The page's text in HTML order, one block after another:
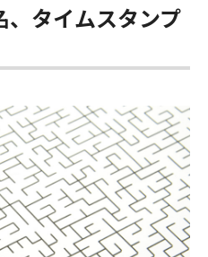
タイムスタンプ